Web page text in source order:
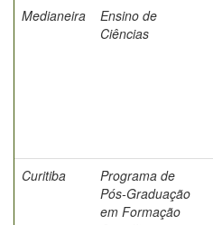
Medianeira
Ensino de
Ciências
Curitiba
Programa de
Pós-Graduação
em Formação